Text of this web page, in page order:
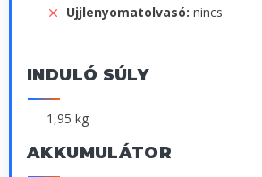
Ujjlenyomatolvasó: nincs
INDULÓ SÚLY
1,95 kg
AKKUMULÁTOR